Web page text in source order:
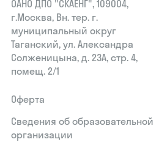
ОАНО ДПО "СКАЕНГ", 109004,
г.Москва, Вн. тер. г.
муниципальный округ
Таганский, ул. Александра
Солженицына, д. 23А, стр. 4,
помещ. 2/1
Оферта
Сведения об образовательной
организации